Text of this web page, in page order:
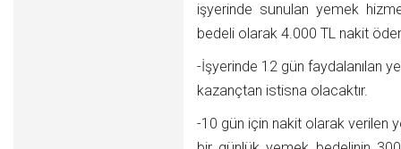
işyerinde sunulan yemek
bedeli olarak 4.000 TL nakit
-İşyerinde 12 gün faydalanılan
kazançtan istisna olacaktır.
-10 gün için nakit olarak verilen